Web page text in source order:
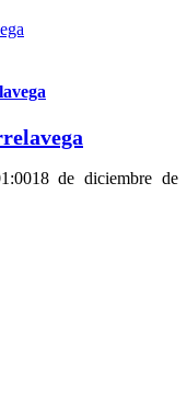
18 de diciembre de